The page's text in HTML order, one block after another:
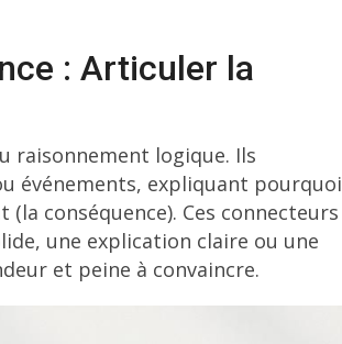
: Articuler la
raisonnement logique. Ils
événements, expliquant pourquoi
conséquence). Ces connecteurs
une explication claire ou une
et peine à convaincre.